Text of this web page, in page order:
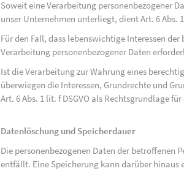
Soweit eine Verarbeitung personenbezogener
unser Unternehmen unterliegt, dient Art. 6 Abs.
Für den Fall, dass lebenswichtige Interessen
Verarbeitung personenbezogener Daten
Ist die Verarbeitung zur Wahrung eines
überwiegen die Interessen, Grundrechte und
Art. 6 Abs. 1 lit. f DSGVO als Rechtsgrundlage
Datenlöschung und Speicherdauer
Die personenbezogenen Daten der betroffenen
entfällt. Eine Speicherung kann darüber hinaus